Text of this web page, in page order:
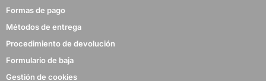
Formas de pago
Métodos de entrega
Procedimiento de devolución
Formulario de baja
Gestión de cookies